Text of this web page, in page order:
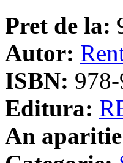
Pret de la:
Autor:
ISBN:
Editura:
An